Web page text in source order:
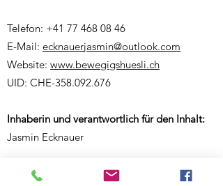
Telefon: +41 77 468 08 46
E-Mail: ecknauerjasmin@outlook.com
Website: www.bewegigshuesli.ch
UID: CHE-358.092.676
Inhaberin und verantwortlich für den Inhalt:
Jasmin Ecknauer